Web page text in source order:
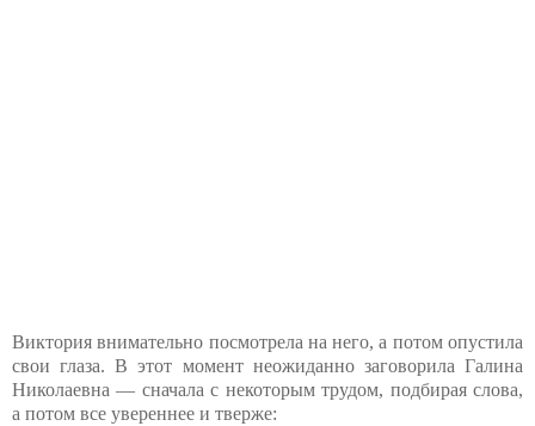
Виктория внимательно посмотрела на него, а потом опустила
свои глаза. В этот момент неожиданно заговорила Галина
Николаевна — сначала с некоторым трудом, подбирая слова,
а потом все увереннее и тверже: